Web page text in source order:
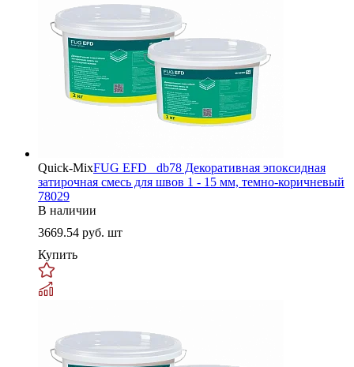
Quick-MixFUG EFD _db78 Декоративная эпоксидная
затирочная смесь для швов 1 - 15 мм, темно-коричневый
78029
В наличии
3669.54 руб. шт
Купить